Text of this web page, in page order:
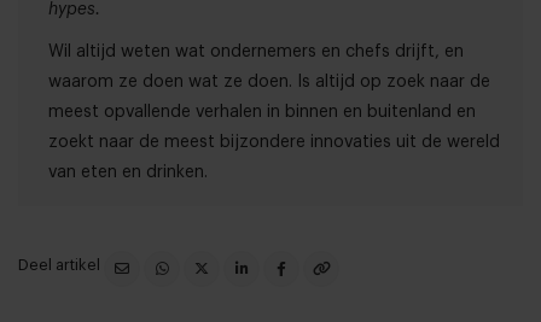
hypes.
Wil altijd weten wat ondernemers en chefs drijft, en
waarom ze doen wat ze doen. Is altijd op zoek naar de
meest opvallende verhalen in binnen en buitenland en
zoekt naar de meest bijzondere innovaties uit de wereld
van eten en drinken.
Deel artikel